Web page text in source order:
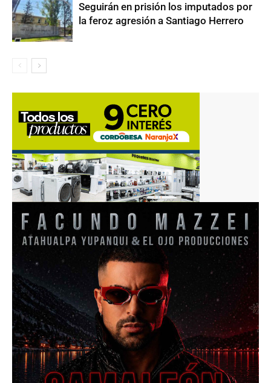
Seguirán en prisión los imputados por
la feroz agresión a Santiago Herrero